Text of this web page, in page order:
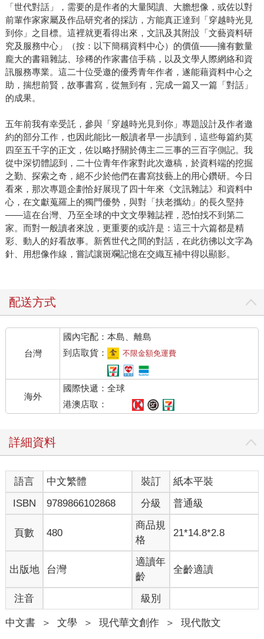
「世代對話」，需要的是作者的大量閱讀、大膽想像，或佐以對
前輩作家家屬及作品研究者的採訪，方能真正達到「穿越時光見
到你」之目標。這裡就更看得出來，文訊及其附設「文藝資料研
究及服務中心」（按：以下簡稱資料中心）的價值——擁有數量
龐大的書籍雜誌、珍稀的作家書信手稿，以及文學人際網絡和資
訊服務專業。這二十位受邀的優秀青年作者，遂能藉資料中心之
助，揣想前賢，故事書寫，從無到有，完成一篇又一篇「對話」
的成果。
五年前我有幸受託，參與「穿越時光見到你」專題設計及作者邀
約的部分工作，也因此能比一般讀者早一步讀到，這些每篇約莫
四至五千字的正文，佐以略抒關於傳主二三事的三百字側記。我
從中深切體認到，二十位青年作家對此次邀稿，於資料端的挖掘
之勤、探索之奇，絕不少於他們在書寫技藝上的用心鑽研。今日
看來，那次專題企劃恰好展現了四十年來《文訊雜誌》和資料中
心，在文獻蒐羅上的獨門優勢，與對「扶老攜幼」的長久堅持
——這在台灣、乃至全球的中文文學雜誌裡，恐怕找不到第二
家。而對一般讀者來說，更重要的或許是：這三十六篇都是精
彩、動人的好看故事。新舊世代之間的對話，在此彷彿以文字為
針、用想像作線，嘗試讓斑斕記憶在交織互補中得以顯影。
配送方式
台灣
國內宅配：本島、離島
到店取貨：
不限金額免運費
海外
國際快遞：全球
港澳店取：
詳細資料
語言 中文繁體 裝訂
紙本平裝
ISBN
9789866102868 分級 普通級
頁數 480
商品規
格
21*14.8*2.8
出版地 台灣
適讀年
齡
全齡適讀
注音 級別
中文書 ＞ 文學 ＞ 現代華文創作 ＞ 現代散文